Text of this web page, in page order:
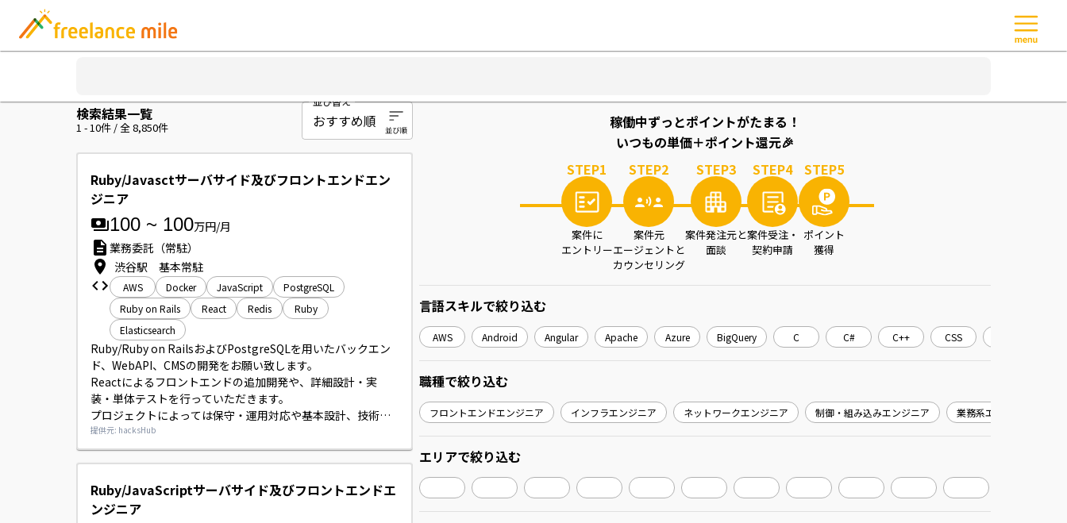
検索結果一覧
1 -10件 / 全8,850件
並び替え
Ruby/Javasctサーバサイド及びフロントエンドエン
ジニア
100 ~ 100万円/月
業務委託（常駐）
渋谷駅 基本常駐
AWS Docker JavaScript
PostgreSQL
Ruby on Rails
React Redis
Ruby
Elasticsearch
Ruby/Ruby on RailsおよびPostgreSQLを用いたバックエン
ド、WebAPI、CMSの開発をお願い致します。
Reactによるフロントエンドの追加開発や、詳細設計・実
装・単体テストを行っていただきます。
プロジェクトによっては保守・運用対応や基本設計、技術担
当として顧客ミーティングへ同席いただく可能性がございま
す。
支給のMacBook Proにて開発作業を行っていただきます。
提供元: hacksHub
Ruby/JavaScriptサーバサイド及びフロントエンドエ
ンジニア
稼働中ずっとポイントがたまる！
いつもの単価＋ポイント還元🎉
STEP1
案件に
エントリー
STEP2
案件元
エージェントと
カウンセリング
STEP3
案件発注元と
面談
STEP4
案件受注・
契約申請
STEP5
ポイント
獲得
言語スキルで絞り込む
AWS Android Angular Apache Azure BigQuery C C# C++ CSS
職種で絞り込む
フロントエンドエンジニア インフラエンジニア ネットワークエンジニア 制御・組み込みエンジニア 業務系エンジニア
エリアで絞り込む